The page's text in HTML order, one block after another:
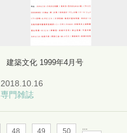
建築文化 1999年4月号
2018.10.16
専門雑誌
48 49 50
...